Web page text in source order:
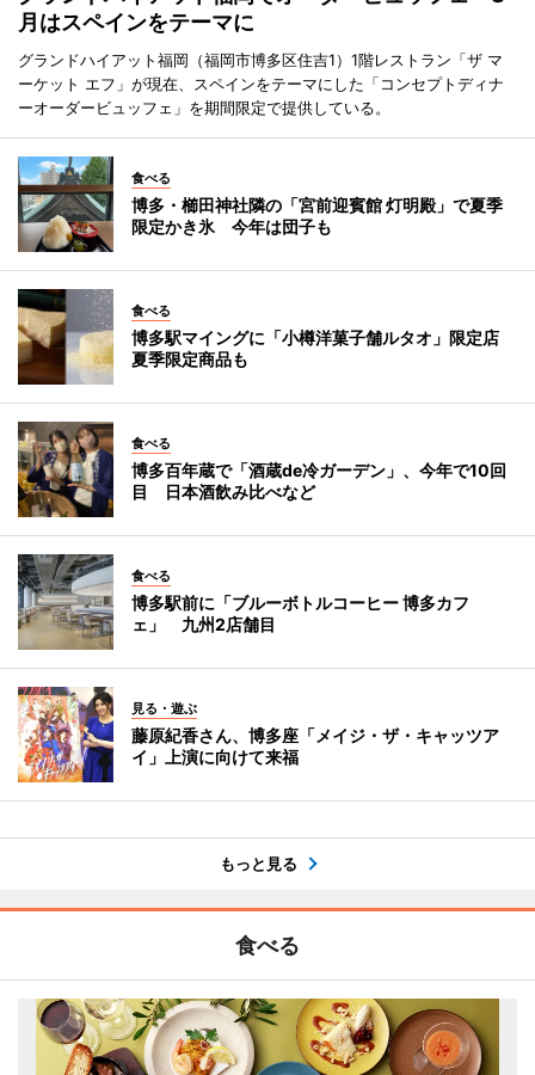
月はスペインをテーマに
グランドハイアット福岡（福岡市博多区住吉1）1階レストラン「ザ マ
ーケット エフ」が現在、スペインをテーマにした「コンセプトディナ
ーオーダービュッフェ」を期間限定で提供している。
食べる
博多・櫛田神社隣の「宮前迎賓館 灯明殿」で夏季
限定かき氷 今年は団子も
食べる
博多駅マイングに「小樽洋菓子舗ルタオ」限定店
夏季限定商品も
食べる
博多百年蔵で「酒蔵de冷ガーデン」、今年で10回
目 日本酒飲み比べなど
食べる
博多駅前に「ブルーボトルコーヒー 博多カフ
ェ」 九州2店舗目
見る・遊ぶ
藤原紀香さん、博多座「メイジ・ザ・キャッツア
イ」上演に向けて来福
もっと見る
食べる